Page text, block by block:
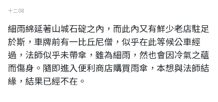
十二 08
細雨綿延著山城石碇之內，而此內又有鮮少老店駐足
於斯，車牌前有一比丘尼僧，似乎在此等候公車經
過，法師似乎未帶傘，雖為細雨，然也會因冷氣之蘊
而傷身。隨即進入便利商店購買雨傘，本想與法師結
緣，結果已經不在。